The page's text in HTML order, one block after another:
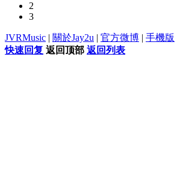
2
3
JVRMusic | 關於Jay2u | 官方微博 | 手機版
快速回复 返回顶部 返回列表